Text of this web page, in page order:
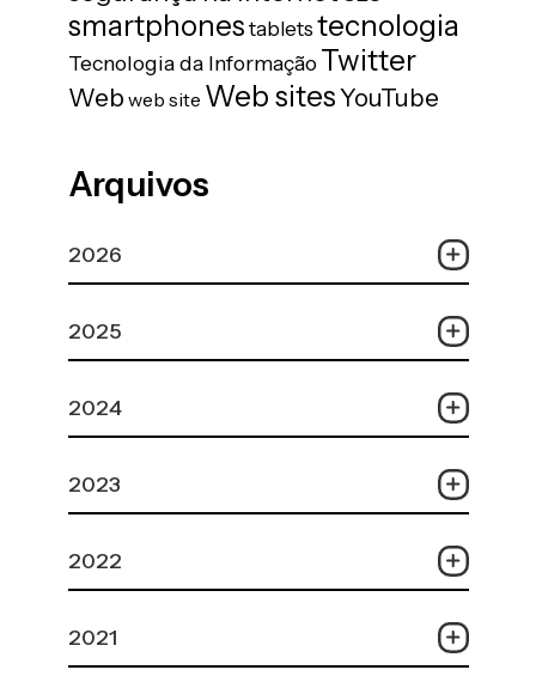
smartphones tablets tecnologia
Tecnologia da Informação Twitter
Web web site Web sitesYouTube
Arquivos
2026
2025
2024
2023
2022
2021